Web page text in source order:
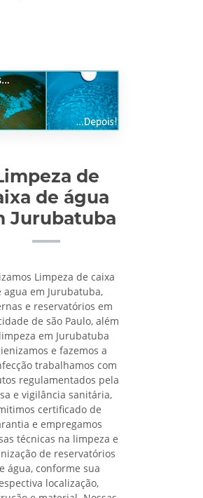
de
de água
Jurubatuba
Limpeza de caixa
agua em Jurubatuba,
e reservatórios em
de são Paulo, além
em Jurubatuba
e fazemos a
trabalhamos com
regulamentados pela
e vigilância sanitária,
certificado de
e empregamos
técnicas na limpeza e
de reservatórios
água, conforme sua
localização,